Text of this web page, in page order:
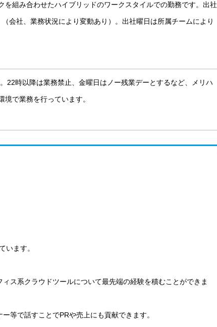
を組み合わせたハイブリッドのワークスタイルでの勤務です。出社
会社、業務状況により変動あり）。出社曜日は所属チームにより
22時以降は業務禁止、金曜日はノー残業デーとするなど、メリハ
境で業務を行っています。
います。
ス系クラウドツールについて最先端の経験を積むことができま
等で話すことでPRや売上にも貢献できます。